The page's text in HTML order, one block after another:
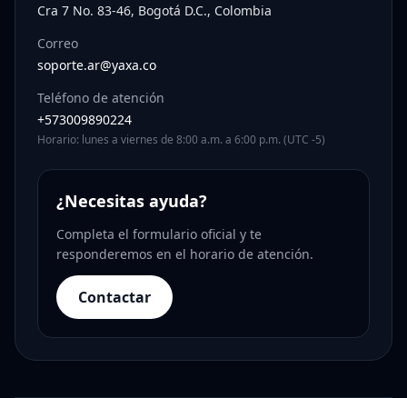
Cra 7 No. 83-46, Bogotá D.C., Colombia
Correo
soporte.ar@yaxa.co
Teléfono de atención
+573009890224
Horario: lunes a viernes de 8:00 a.m. a 6:00 p.m. (UTC -5)
¿Necesitas ayuda?
Completa el formulario oficial y te
responderemos en el horario de atención.
Contactar